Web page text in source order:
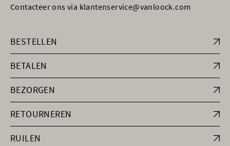
Contacteer ons via klantenservice@vanloock.com
BESTELLEN
BETALEN
BEZORGEN
RETOURNEREN
RUILEN